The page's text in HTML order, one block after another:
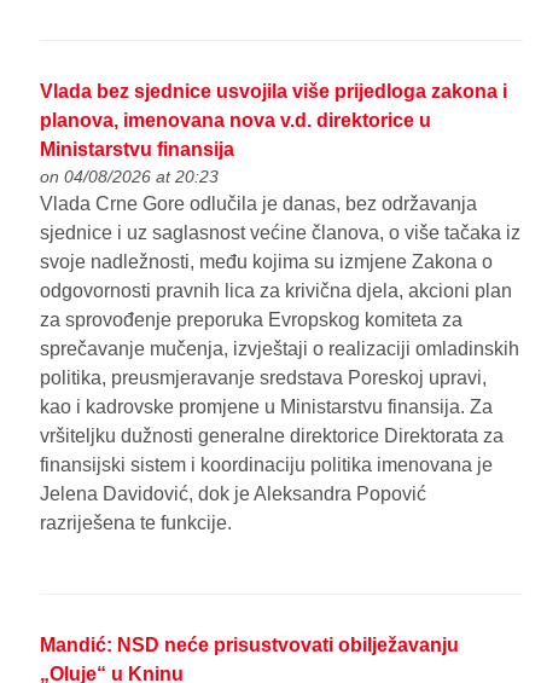
Vlada bez sjednice usvojila više prijedloga zakona i
planova, imenovana nova v.d. direktorice u
Ministarstvu finansija
on 04/08/2026 at 20:23
Vlada Crne Gore odlučila je danas, bez održavanja
sjednice i uz saglasnost većine članova, o više tačaka iz
svoje nadležnosti, među kojima su izmjene Zakona o
odgovornosti pravnih lica za krivična djela, akcioni plan
za sprovođenje preporuka Evropskog komiteta za
sprečavanje mučenja, izvještaji o realizaciji omladinskih
politika, preusmjeravanje sredstava Poreskoj upravi,
kao i kadrovske promjene u Ministarstvu finansija. Za
vršiteljku dužnosti generalne direktorice Direktorata za
finansijski sistem i koordinaciju politika imenovana je
Jelena Davidović, dok je Aleksandra Popović
razriješena te funkcije.
Mandić: NSD neće prisustvovati obilježavanju
„Oluje“ u Kninu